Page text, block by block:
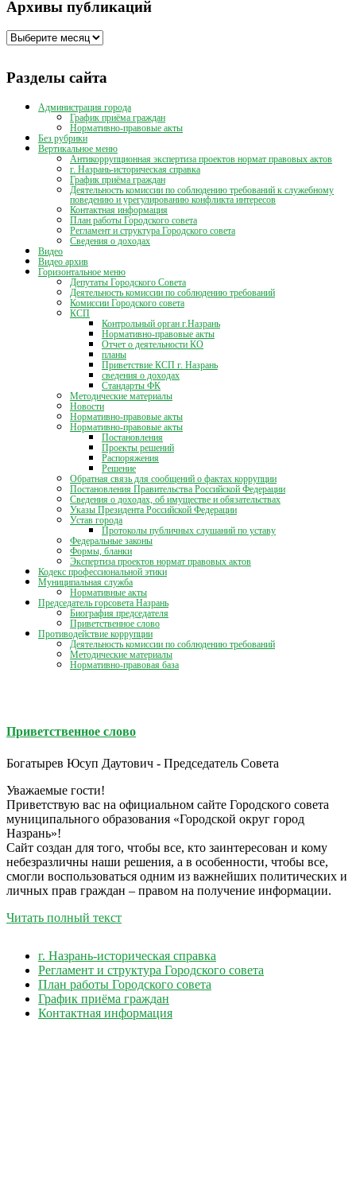
Архивы публикаций
Архивы
Разделы сайта
Администрация города
График приёма граждан
Нормативно-правовые акты
Без рубрики
Вертикальное меню
Антикоррупционная экспертиза проектов нормат правовых актов
г. Назрань-историческая справка
График приёма граждан
Деятельность комиссии по соблюдению требований к служебному
поведению и урегулированию конфликта интересов
Контактная информация
План работы Городского совета
Регламент и структура Городского совета
Сведения о доходах
Видео
Видео архив
Горизонтальное меню
Депутаты Городского Совета
Деятельность комиссии по соблюдению требований
Комиссии Городского совета
КСП
Контрольный орган г.Назрань
Нормативно-правовые акты
Отчет о деятельности КО
планы
Приветствие КСП г. Назрань
сведения о доходах
Стандарты ФК
Методические материалы
Новости
Нормативно-правовые акты
Нормативно-правовые акты
Постановления
Проекты решений
Распоряжения
Решение
Обратная связь для сообщений о фактах коррупции
Постановления Правительства Российской Федерации
Сведения о доходах, об имуществе и обязательствах
Указы Президента Российской Федерации
Устав города
Протоколы публичных слушаний по уставу
Федеральные законы
Формы, бланки
Экспертиза проектов нормат правовых актов
Кодекс профессиональной этики
Муниципальная служба
Нормативные акты
Председатель горсовета Назрань
Биография председателя
Приветственное слово
Противодействие коррупции
Деятельность комиссии по соблюдению требований
Методические материалы
Нормативно-правовая база
Приветственное слово
Богатырев Юсуп Даутович - Председатель Совета
Уважаемые гости!
Приветствую вас на официальном сайте Городского совета
муниципального образования «Городской округ город
Назрань»!
Сайт создан для того, чтобы все, кто заинтересован и кому
небезразличны наши решения, а в особенности, чтобы все,
смогли воспользоваться одним из важнейших политических и
личных прав граждан – правом на получение информации.
Читать полный текст
г. Назрань-историческая справка
Регламент и структура Городского совета
План работы Городского совета
График приёма граждан
Контактная информация